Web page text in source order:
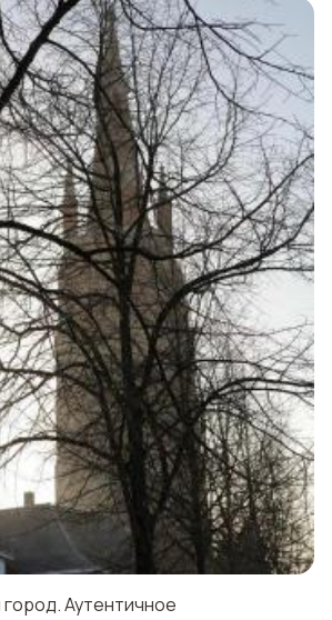
Аутентичное